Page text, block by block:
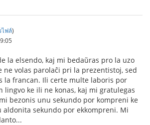
ไฟล์)
la elsendo, kaj mi bedaŭras pro la uzo
ne volas parolaĉi pri la prezentistoj, sed
la francan. Ili certe multe laboris por
ke ili ne konas, kaj mi gratulegas
bezonis unu sekundo por kompreni ke
aldonita sekundo por ekkompreni. Mi